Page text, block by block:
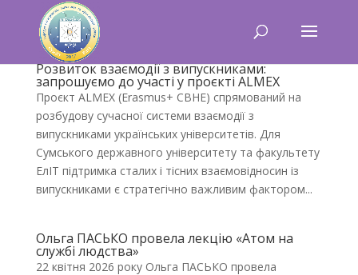
Розвиток взаємодії з випускниками:
запрошуємо до участі у проєкті ALMEX
Проєкт ALMEX (Erasmus+ CBHE) спрямований на
розбудову сучасної системи взаємодії з
випускниками українських університетів. Для
Сумського державного університету та факультету
ЕлІТ підтримка сталих і тісних взаємовідносин із
випускниками є стратегічно важливим фактором...
Ольга ПАСЬКО провела лекцію «Атом на
службі людства»
22 квітня 2026 року Ольга ПАСЬКО провела